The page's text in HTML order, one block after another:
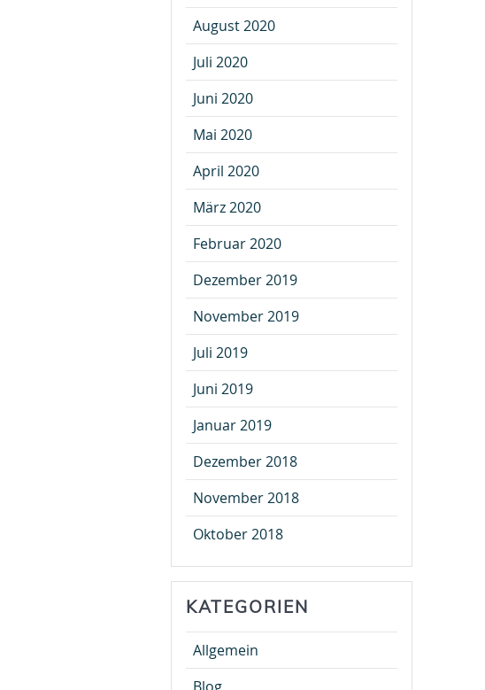
August 2020
Juli 2020
Juni 2020
Mai 2020
April 2020
März 2020
Februar 2020
Dezember 2019
November 2019
Juli 2019
Juni 2019
Januar 2019
Dezember 2018
November 2018
Oktober 2018
KATEGORIEN
Allgemein